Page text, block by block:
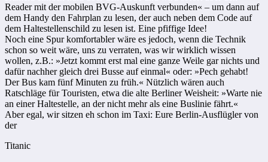
Reader mit der mobilen BVG-Auskunft verbunden« – um dann auf
dem Handy den Fahrplan zu lesen, der auch neben dem Code auf
dem Haltestellenschild zu lesen ist. Eine pfiffige Idee!
Noch eine Spur komfortabler wäre es jedoch, wenn die Technik
schon so weit wäre, uns zu verraten, was wir wirklich wissen
wollen, z.B.: »Jetzt kommt erst mal eine ganze Weile gar nichts und
dafür nachher gleich drei Busse auf einmal« oder: »Pech gehabt!
Der Bus kam fünf Minuten zu früh.« Nützlich wären auch
Ratschläge für Touristen, etwa die alte Berliner Weisheit: »Warte nie
an einer Haltestelle, an der nicht mehr als eine Buslinie fährt.«
Aber egal, wir sitzen eh schon im Taxi: Eure Berlin-Ausflügler von
der
Titanic